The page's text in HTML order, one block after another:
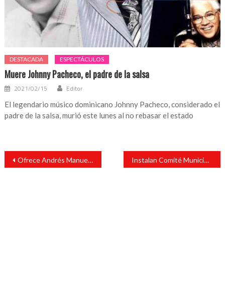
DESTACADA ESPECTÁCULOS
Muere Johnny Pacheco, el padre de la salsa
2021/02/15 Editor
El legendario músico dominicano Johnny Pacheco, considerado el
padre de la salsa, murió este lunes al no rebasar el estado
Navegación
entradas
Ofrece Andrés Manuel López Obrador vacuna a docentes de Chiapas y Campeche Instalan Comité Municipal de Redes Sociales Progresistas en San Andrés Tuxtla